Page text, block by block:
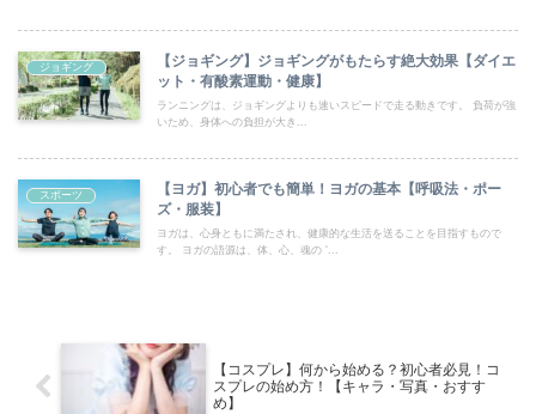
ジョギング
【ジョギング】ジョギングがもたらす絶大効果【ダイエ
ット・有酸素運動・健康】
ランニングは、ジョギングよりも速いスピードで走る動きです。 負荷が強
いため、身体への負担が大き...
スポーツ
【ヨガ】初心者でも簡単！ヨガの基本【呼吸法・ポー
ズ・服装】
ヨガは、心身ともに満たされ、健康的な生活を送ることを目指すもので
す。 ヨガの語源は、体、心、魂の ‘...
【コスプレ】何から始める？初心者必見！コ
スプレの始め方！【キャラ・写真・おすす
め】